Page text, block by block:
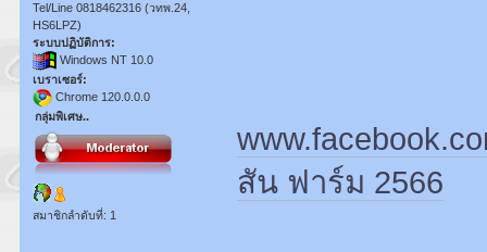
Tel/Line 0818462316 (วทพ.24,
HS6LPZ)
ระบบปฏิบัติการ:
Windows NT 10.0
เบราเซอร์:
Chrome 120.0.0.0
กลุ่มพิเศษ..
สมาชิกลำดับที่: 1
สัน ฟาร์ม 2566